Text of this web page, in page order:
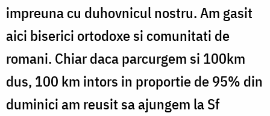
impreuna cu duhovnicul nostru. Am gasit
aici biserici ortodoxe si comunitati de
romani. Chiar daca parcurgem si 100km
dus, 100 km intors in proportie de 95% din
duminici am reusit sa ajungem la Sf